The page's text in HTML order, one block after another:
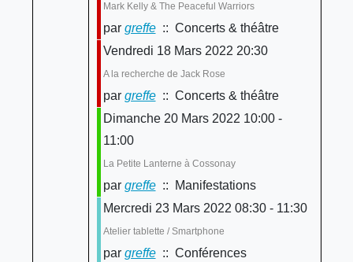
Mark Kelly & The Peaceful Warriors
par greffe:: Concerts & théâtre
Vendredi 18 Mars 2022 20:30
A la recherche de Jack Rose
par greffe:: Concerts & théâtre
Dimanche 20 Mars 2022 10:00 -
11:00
La Petite Lanterne à Cossonay
par greffe:: Manifestations
Mercredi 23 Mars 2022 08:30 - 11:30
Atelier tablette / Smartphone
par greffe:: Conférences